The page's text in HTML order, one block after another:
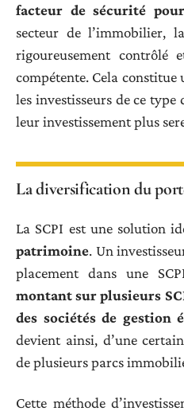
facteur de sécurité
secteur de l’immobilier,
rigoureusement contrôlé
compétente. Cela
les investisseurs de ce
leur investissement plus
La diversification du
La SCPI est une solution
patrimoine. Un
placement dans une
montant sur plusieurs
des sociétés de gestion
devient ainsi, d’une
de plusieurs parcs
Cette méthode